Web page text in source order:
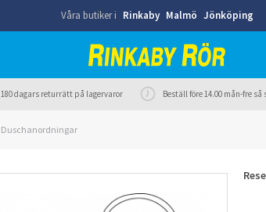
Våra butiker i Rinkaby Malmö Jönköping
180 dagars returrätt på lagervaror Beställ före 14.00 mån-fre
Duschanordningar